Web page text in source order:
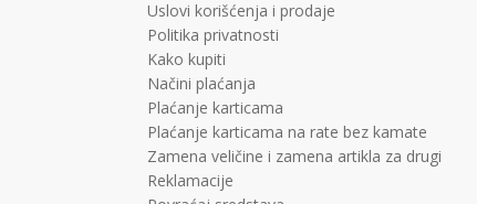
Uslovi korišćenja i prodaje
Politika privatnosti
Kako kupiti
Načini plaćanja
Plaćanje karticama
Plaćanje karticama na rate bez kamate
Zamena veličine i zamena artikla za drugi
Reklamacije